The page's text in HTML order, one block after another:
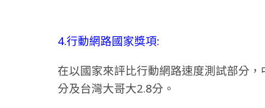
4.行動網路國家獎項:
在以國家來評比行動網路速度測試部分
分及台灣大哥大2.8分。